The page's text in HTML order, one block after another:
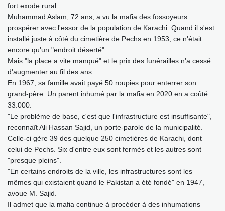
fort exode rural.
Muhammad Aslam, 72 ans, a vu la mafia des fossoyeurs
prospérer avec l'essor de la population de Karachi. Quand il s'est
installé juste à côté du cimetière de Pechs en 1953, ce n'était
encore qu'un "endroit déserté".
Mais "la place a vite manqué" et le prix des funérailles n'a cessé
d'augmenter au fil des ans.
En 1967, sa famille avait payé 50 roupies pour enterrer son
grand-père. Un parent inhumé par la mafia en 2020 en a coûté
33.000.
"Le problème de base, c'est que l'infrastructure est insuffisante",
reconnaît Ali Hassan Sajid, un porte-parole de la municipalité.
Celle-ci gère 39 des quelque 250 cimetières de Karachi, dont
celui de Pechs. Six d'entre eux sont fermés et les autres sont
"presque pleins".
"En certains endroits de la ville, les infrastructures sont les
mêmes qui existaient quand le Pakistan a été fondé" en 1947,
avoue M. Sajid.
Il admet que la mafia continue à procéder à des inhumations